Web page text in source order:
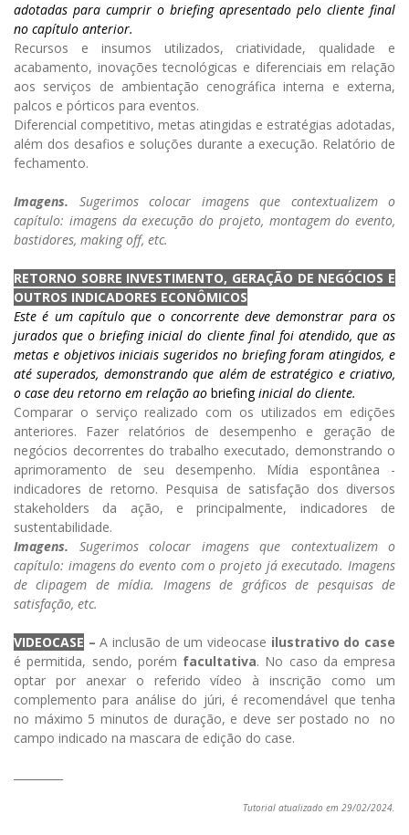
adotadas para cumprir o briefing apresentado pelo cliente final
no capítulo anterior.
Recursos e insumos utilizados, criatividade, qualidade e
acabamento, inovações tecnológicas e diferenciais em relação
aos serviços de ambientação cenográfica interna e externa,
palcos e pórticos para eventos.
Diferencial competitivo, metas atingidas e estratégias adotadas,
além dos desafios e soluções durante a execução. Relatório de
fechamento.
Imagens. Sugerimos colocar imagens que contextualizem o
capítulo: imagens da execução do projeto, montagem do evento,
bastidores, making off, etc.
RETORNO SOBRE INVESTIMENTO, GERAÇÃO DE NEGÓCIOS E
OUTROS INDICADORES ECONÔMICOS
Este é um capítulo que o concorrente deve demonstrar para os
jurados que o briefing inicial do cliente final foi atendido, que as
metas e objetivos iniciais sugeridos no briefing foram atingidos, e
até superados, demonstrando que além de estratégico e criativo,
o case deu retorno em relação ao briefinginicial do cliente.
Comparar o serviço realizado com os utilizados em edições
anteriores. Fazer relatórios de desempenho e geração de
negócios decorrentes do trabalho executado, demonstrando o
aprimoramento de seu desempenho. Mídia espontânea -
indicadores de retorno. Pesquisa de satisfação dos diversos
stakeholders da ação, e principalmente, indicadores de
sustentabilidade.
Imagens. Sugerimos colocar imagens que contextualizem o
capítulo: imagens do evento com o projeto já executado. Imagens
de clipagem de mídia. Imagens de gráficos de pesquisas de
satisfação, etc.
VIDEOCASE – A inclusão de um videocase ilustrativo do case
é permitida, sendo, porém facultativa. No caso da empresa
optar por anexar o referido vídeo à inscrição como um
complemento para análise do júri, é recomendável que tenha
no máximo 5 minutos de duração, e deve ser postado no no
campo indicado na mascara de edição do case.
Tutorial atualizado em 29/02/2024.